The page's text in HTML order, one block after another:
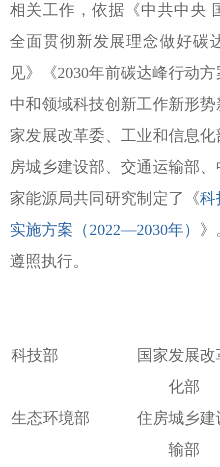
相关工作，依据《中共中央
全面贯彻新发展理念做好碳
见》《2030年前碳达峰行动
中和领域科技创新工作新形
家发展改革委、工业和信息
房城乡建设部、交通运输部
家能源局共同研究制定了《科
实施方案（2022—2030年）
遵照执行。
科技部 国家发展改
化部
生态环境部 住房城
输部